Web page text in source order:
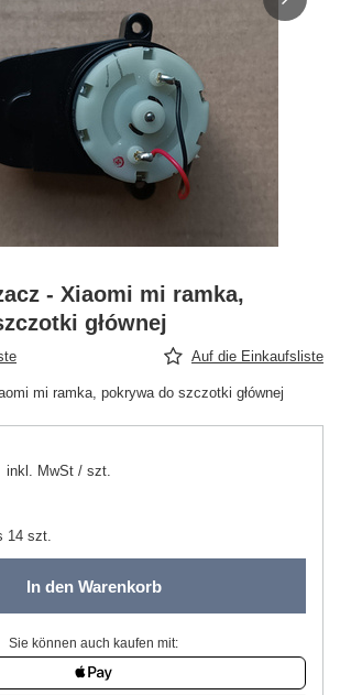
- Xiaomi mi ramka,
głównej
Auf die Einkaufsliste
mi ramka, pokrywa do szczotki głównej
inkl. MwSt / szt.
14 szt.
In den Warenkorb
Sie können auch kaufen mit: